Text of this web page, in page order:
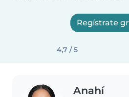
Regístrate
4,7 / 5
Anahí